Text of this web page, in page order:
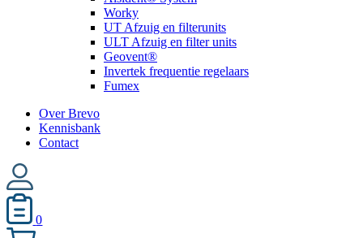
Worky
UT Afzuig en filterunits
ULT Afzuig en filter units
Geovent®
Invertek frequentie regelaars
Fumex
Over Brevo
Kennisbank
Contact
0